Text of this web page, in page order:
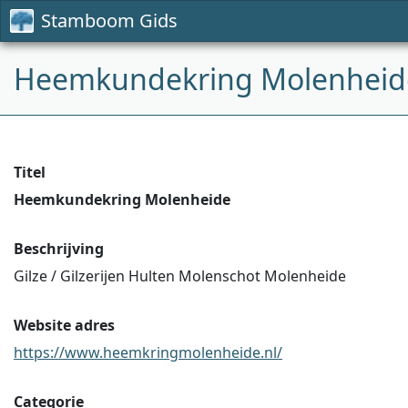
Stamboom Gids
Heemkundekring
Titel
Heemkundekring Molenheide
Beschrijving
Gilze / Gilzerijen Hulten Molenschot Molenheide
Website adres
https://www.heemkringmolenheide.nl/
Categorie